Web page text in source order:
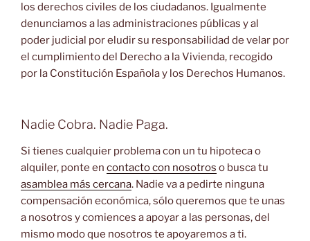
los derechos civiles de los ciudadanos. Igualmente
denunciamos a las administraciones públicas y al
poder judicial por eludir su responsabilidad de velar por
el cumplimiento del Derecho a la Vivienda, recogido
por la Constitución Española y los Derechos Humanos.
Nadie Cobra. Nadie Paga.
Si tienes cualquier problema con un tu hipoteca o
alquiler, ponte en contacto con nosotros o busca tu
asamblea más cercana. Nadie va a pedirte ninguna
compensación económica, sólo queremos que te unas
a nosotros y comiences a apoyar a las personas, del
mismo modo que nosotros te apoyaremos a ti.